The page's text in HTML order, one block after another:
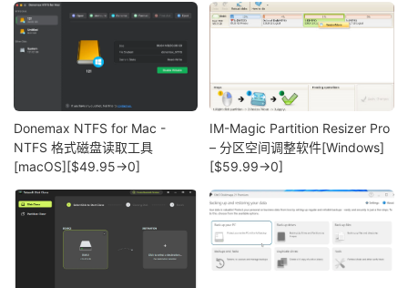
Donemax NTFS for Mac -
NTFS 格式磁盘读取工具
[macOS][$49.95→0]
IM-Magic Partition Resizer Pro
– 分区空间调整软件[Windows]
[$59.99→0]